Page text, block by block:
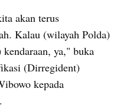
akan terus
Kalau (wilayah Polda)
ya," buka
(Dirregident)
kepada